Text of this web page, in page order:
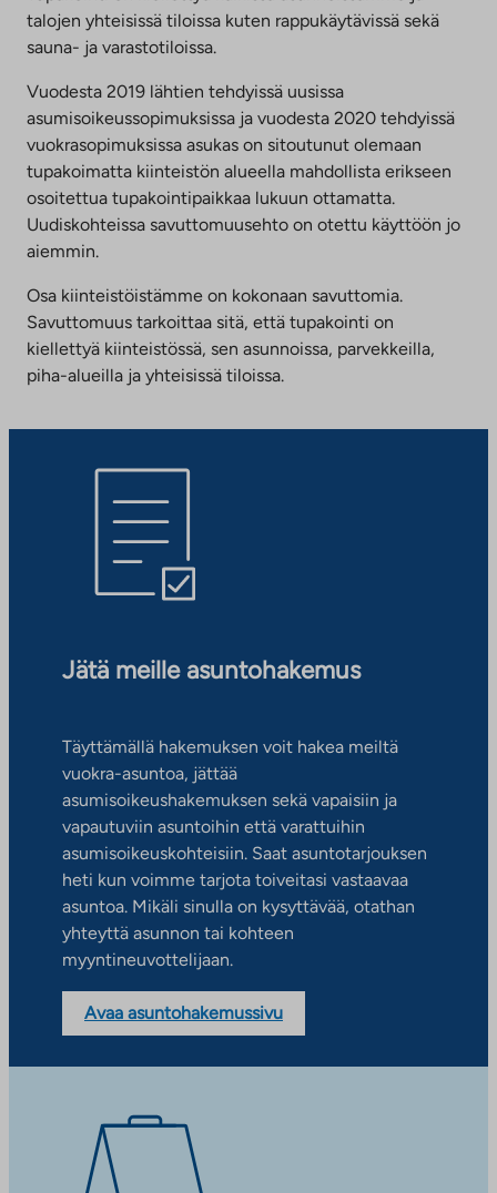
talojen yhteisissä tiloissa kuten rappukäytävissä sekä
sauna- ja varastotiloissa.
Vuodesta 2019 lähtien tehdyissä uusissa
asumisoikeussopimuksissa ja vuodesta 2020 tehdyissä
vuokrasopimuksissa asukas on sitoutunut olemaan
tupakoimatta kiinteistön alueella mahdollista erikseen
osoitettua tupakointipaikkaa lukuun ottamatta.
Uudiskohteissa savuttomuusehto on otettu käyttöön jo
aiemmin.
Osa kiinteistöistämme on kokonaan savuttomia.
Savuttomuus tarkoittaa sitä, että tupakointi on
kiellettyä kiinteistössä, sen asunnoissa, parvekkeilla,
piha-alueilla ja yhteisissä tiloissa.
Jätä meille asuntohakemus
Täyttämällä hakemuksen voit hakea meiltä
vuokra-asuntoa, jättää
asumisoikeushakemuksen sekä vapaisiin ja
vapautuviin asuntoihin että varattuihin
asumisoikeuskohteisiin. Saat asuntotarjouksen
heti kun voimme tarjota toiveitasi vastaavaa
asuntoa. Mikäli sinulla on kysyttävää, otathan
yhteyttä asunnon tai kohteen
myyntineuvottelijaan.
Avaa asuntohakemussivu